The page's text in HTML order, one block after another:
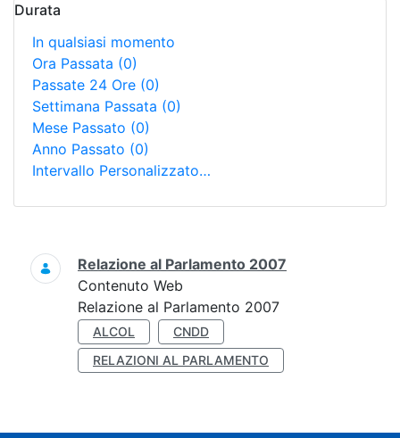
Durata
In qualsiasi momento
Ora Passata (0)
Passate 24 Ore (0)
Settimana Passata (0)
Mese Passato (0)
Anno Passato (0)
Intervallo Personalizzato…
Ricerca
Relazione al Parlamento 2007
Contenuto Web
Relazione al Parlamento 2007
ALCOL
CNDD
RELAZIONI AL PARLAMENTO